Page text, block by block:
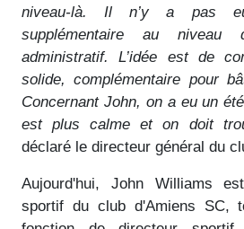
niveau-là. Il n’y a pas
supplémentaire au niveau
administratif. L’idée est de
solide, complémentaire pour
Concernant John, on a eu un
est plus calme et on doit
déclaré le directeur général du
Aujourd'hui, John Williams
sportif du club d'Amiens SC,